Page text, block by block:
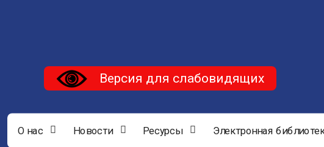
Версия для слабовидящих
О нас Новости Ресурсы Электронная